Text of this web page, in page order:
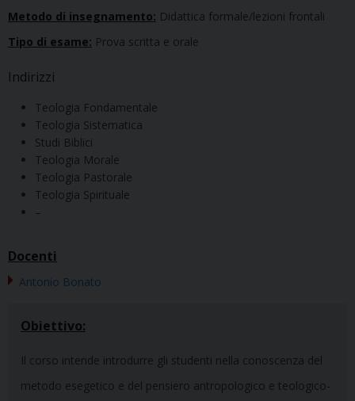
Metodo di insegnamento: Didattica formale/lezioni frontali
Tipo di esame: Prova scritta e orale
Indirizzi
Teologia Fondamentale
Teologia Sistematica
Studi Biblici
Teologia Morale
Teologia Pastorale
Teologia Spirituale
–
Docenti
Antonio Bonato
Obiettivo:
Il corso intende introdurre gli studenti nella conoscenza del
metodo esegetico e del pensiero antropologico e teologico-